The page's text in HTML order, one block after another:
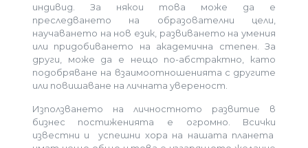
индивид. За някои това може да е
преследването на образователни цели,
научаването на нов език, развиването на умения
или придобиването на академична степен. За
други, може да е нещо по-абстрактно, като
подобряване на взаимоотношенията с другите
или повишаване на личната увереност.
Използването на личностното развитие в
бизнес постиженията е огромно. Всички
известни и успешни хора на нашата планета